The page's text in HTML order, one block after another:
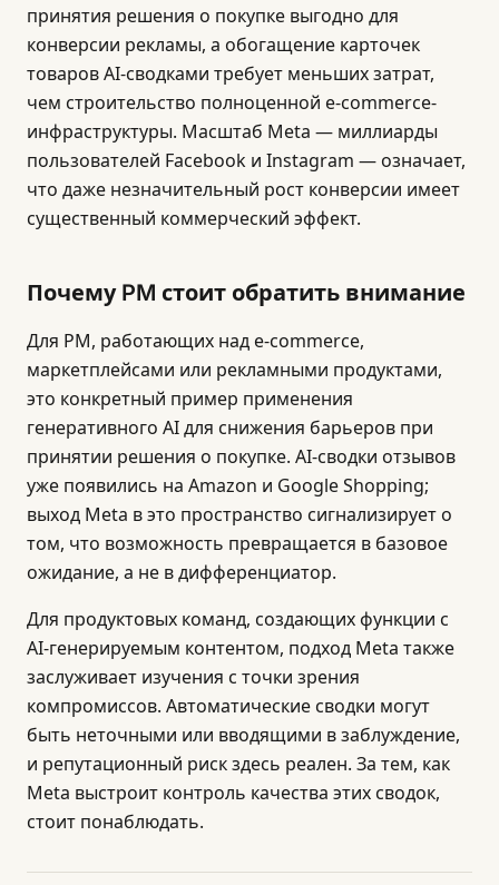
принятия решения о покупке выгодно для
конверсии рекламы, а обогащение карточек
товаров AI-сводками требует меньших затрат,
чем строительство полноценной e-commerce-
инфраструктуры. Масштаб Meta — миллиарды
пользователей Facebook и Instagram — означает,
что даже незначительный рост конверсии имеет
существенный коммерческий эффект.
Почему PM стоит обратить внимание
Для PM, работающих над e-commerce,
маркетплейсами или рекламными продуктами,
это конкретный пример применения
генеративного AI для снижения барьеров при
принятии решения о покупке. AI-сводки отзывов
уже появились на Amazon и Google Shopping;
выход Meta в это пространство сигнализирует о
том, что возможность превращается в базовое
ожидание, а не в дифференциатор.
Для продуктовых команд, создающих функции с
AI-генерируемым контентом, подход Meta также
заслуживает изучения с точки зрения
компромиссов. Автоматические сводки могут
быть неточными или вводящими в заблуждение,
и репутационный риск здесь реален. За тем, как
Meta выстроит контроль качества этих сводок,
стоит понаблюдать.